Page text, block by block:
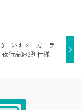
いすゞ ガーラ
行高速3列仕様